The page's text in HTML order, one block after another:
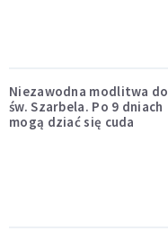
Niezawodna modlitwa do
św. Szarbela. Po 9 dniach
mogą dziać się cuda